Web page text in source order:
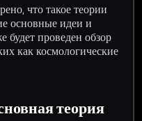
что такое теории
основные идеи и
проведен обзор
как космологические
теория